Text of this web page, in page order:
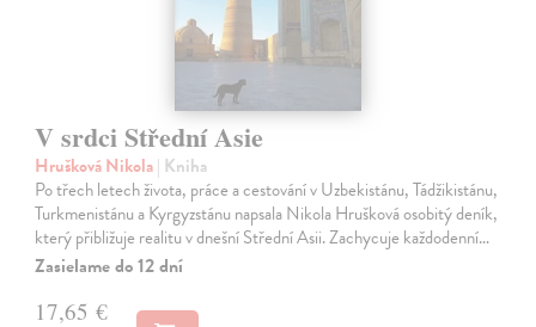
V srdci Střední Asie
Hrušková Nikola| Kniha
Po třech letech života, práce a cestování v Uzbekistánu, Tádžikistánu,
Turkmenistánu a Kyrgyzstánu napsala Nikola Hrušková osobitý deník,
který přibližuje realitu v dnešní Střední Asii. Zachycuje každodenní…
Zasielame do 12 dní
17,65 €